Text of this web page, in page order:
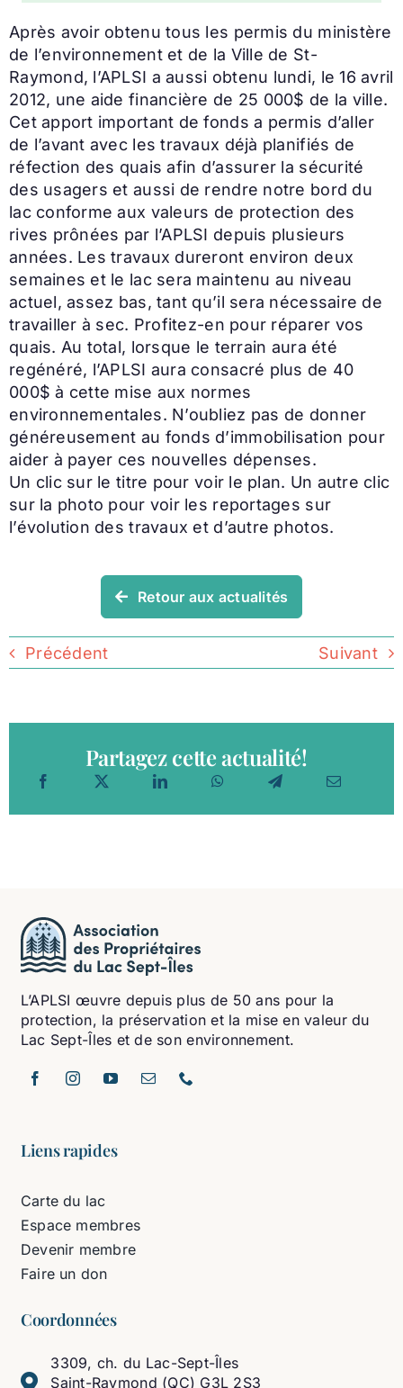
Après avoir obtenu tous les permis du ministère
de l’environnement et de la Ville de St-
Raymond, l’APLSI a aussi obtenu lundi, le 16 avril
2012, une aide financière de 25 000$ de la ville.
Cet apport important de fonds a permis d’aller
de l’avant avec les travaux déjà planifiés de
réfection des quais afin d’assurer la sécurité
des usagers et aussi de rendre notre bord du
lac conforme aux valeurs de protection des
rives prônées par l’APLSI depuis plusieurs
années. Les travaux dureront environ deux
semaines et le lac sera maintenu au niveau
actuel, assez bas, tant qu’il sera nécessaire de
travailler à sec. Profitez-en pour réparer vos
quais. Au total, lorsque le terrain aura été
regénéré, l’APLSI aura consacré plus de 40
000$ à cette mise aux normes
environnementales. N’oubliez pas de donner
généreusement au fonds d’immobilisation pour
aider à payer ces nouvelles dépenses.
Un clic sur le titre pour voir le plan. Un autre clic
sur la photo pour voir les reportages sur
l’évolution des travaux et d’autre photos.
Retour aux actualités
Précédent Suivant
Partagez cette actualité!
L’APLSI œuvre depuis plus de 50 ans pour la
protection, la préservation et la mise en valeur du
Lac Sept-Îles et de son environnement.
Liens rapides
Carte du lac
Espace membres
Devenir membre
Faire un don
Coordonnées
3309, ch. du Lac-Sept-Îles
Saint-Raymond (QC) G3L 2S3